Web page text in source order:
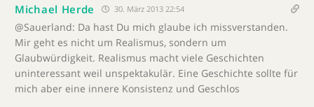
Michael Herde 30. März 2013 22:54
@Sauerland: Da hast Du mich glaube ich missverstanden.
Mir geht es nicht um Realismus, sondern um
Glaubwürdigkeit. Realismus macht viele Geschichten
uninteressant weil unspektakulär. Eine Geschichte sollte für
mich aber eine innere Konsistenz und Geschlos